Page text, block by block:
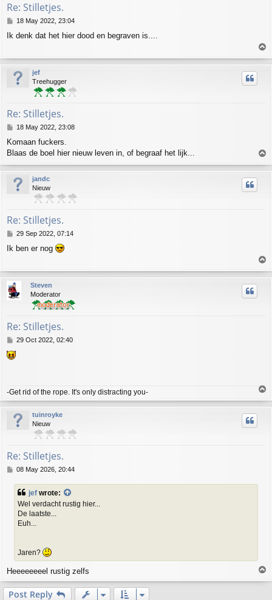
Re: Stilletjes.
P
s
18 May 2022, 23:04
Ik denk dat het hier dood en begraven is....
o
p
jef
Treehugger
Re: Stilletjes.
P
s
t
18 May 2022, 23:08
Komaan fuckers.
Blaas de boel hier nieuw leven in, of begraaf het lijk...
o
p
jandc
Nieuw
Re: Stilletjes.
P
s
29 Sep 2022, 07:14
Ik ben er nog
o
p
Steven
Moderator
Re: Stilletjes.
P
s
29 Oct 2022, 02:40
-Get rid of the rope. It's only distracting you-
o
p
tuinroyke
Nieuw
Re: Stilletjes.
P
s
08 May 2026, 20:44
jef wrote:
Wel verdacht rustig hier...
De laatste...
Euh...
Jaren?
Heeeeeeeel rustig zelfs
o
Post Reply